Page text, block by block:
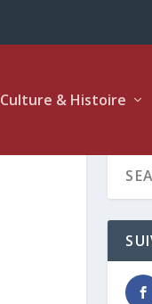
Culture & Histoire